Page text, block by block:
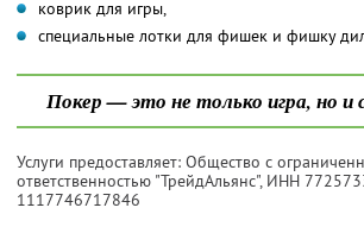
коврик для игры,
специальные лотки для фишек и фишку
Покер — это не только игра, но
Услуги предоставляет: Общество с
ответственностью "ТрейдАльянс", ИНН
1117746717846